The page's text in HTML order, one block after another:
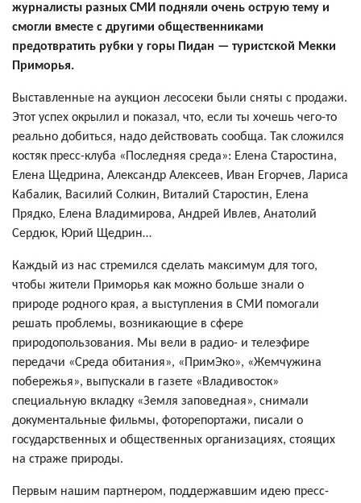
журналисты разных СМИ подняли очень острую тему и
смогли вместе с другими общественниками
предотвратить рубки у горы Пидан — туристской Мекки
Приморья.
Выставленные на аукцион лесосеки были сняты с продажи.
Этот успех окрылил и показал, что, если ты хочешь чего-то
реально добиться, надо действовать сообща. Так сложился
костяк пресс-клуба «Последняя среда»: Елена Старостина,
Елена Щедрина, Александр Алексеев, Иван Егорчев, Лариса
Кабалик, Василий Солкин, Виталий Старостин, Елена
Прядко, Елена Владимирова, Андрей Ивлев, Анатолий
Сердюк, Юрий Щедрин…
Каждый из нас стремился сделать максимум для того,
чтобы жители Приморья как можно больше знали о
природе родного края, а выступления в СМИ помогали
решать проблемы, возникающие в сфере
природопользования. Мы вели в радио- и телеэфире
передачи «Среда обитания», «ПримЭко», «Жемчужина
побережья», выпускали в газете «Владивосток»
специальную вкладку «Земля заповедная», снимали
документальные фильмы, фоторепортажи, писали о
государственных и общественных организациях, стоящих
на страже природы.
Первым нашим партнером, поддержавшим идею пресс-